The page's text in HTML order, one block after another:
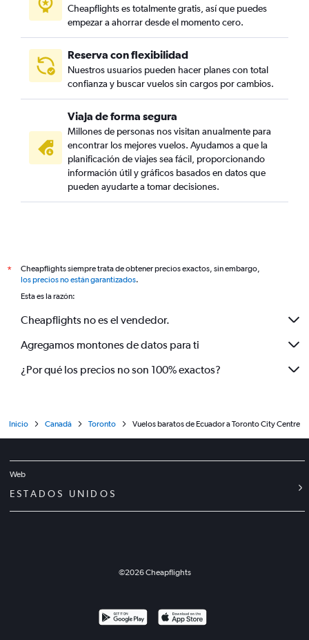
Cheapflights es totalmente gratis, así que puedes
empezar a ahorrar desde el momento cero.
Reserva con flexibilidad
Nuestros usuarios pueden hacer planes con total
confianza y buscar vuelos sin cargos por cambios.
Viaja de forma segura
Millones de personas nos visitan anualmente para
encontrar los mejores vuelos. Ayudamos a que la
planificación de viajes sea fácil, proporcionando
información útil y gráficos basados en datos que
pueden ayudarte a tomar decisiones.
*
Cheapflights siempre trata de obtener precios exactos, sin embargo,
los precios no están garantizados.
Esta es la razón:
Cheapflights no es el vendedor.
Agregamos montones de datos para ti
¿Por qué los precios no son 100% exactos?
Inicio Canadá Toronto Vuelos baratos de Ecuador a Toronto City Centre
Web
ESTADOS UNIDOS
©2026Cheapflights